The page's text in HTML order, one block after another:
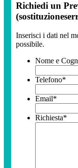
Richiedi un
Inserisci i dati nel
possibile.
Nome e
Telefono*
Email*
Richiesta*